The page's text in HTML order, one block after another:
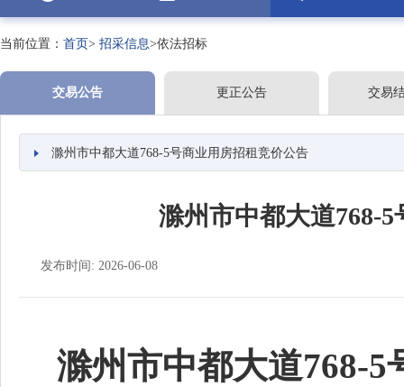
当前位置： 首页> 招采信息>依法招标
交易公告 更正公告 交易
滁州市中都大道768-5号商业用房招租竞价公告
滁州市中都大道768-
发布时间: 2026-06-08
滁州市中都大道768-5